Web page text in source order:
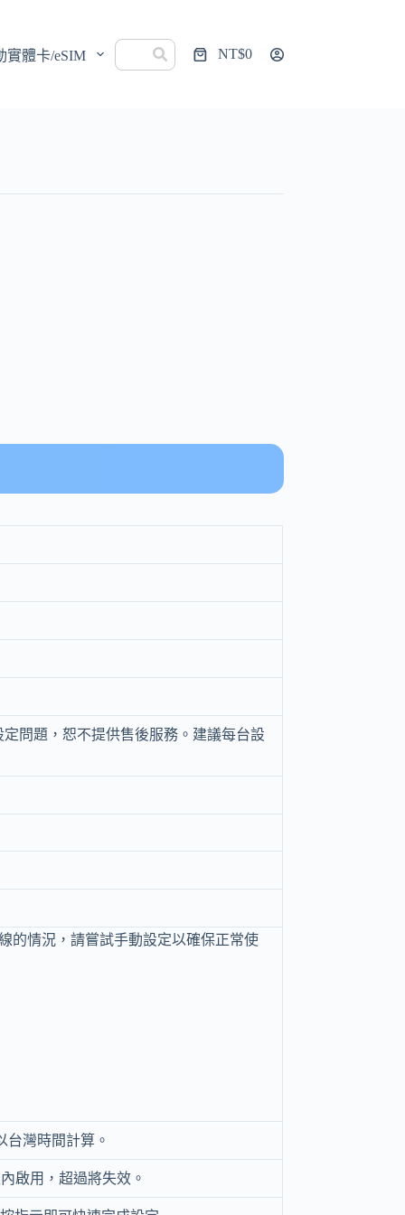
實體卡/eSIM
購
NT$0
問題，恕不提供售後服務。建議每台設
的情況，請嘗試手動設定以確保正常使
台灣時間計算。
啟用，超過將失效。